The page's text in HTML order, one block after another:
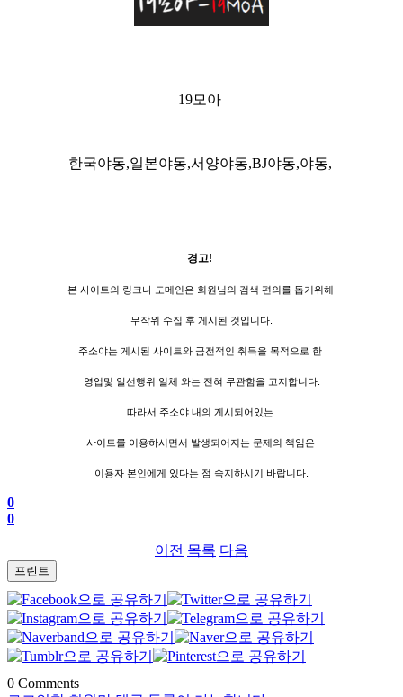
19모아
한국야동,일본야동,서양야동,BJ야동,야동,
경고!
본 사이트의 링크나 도메인은 회원님의 검색 편의를 돕기위해
무작위 수집 후 게시된 것입니다.
주소야는 게시된 사이트와 금전적인 취득을 목적으로 한
영업및 알선행위 일체 와는 전혀 무관함을 고지합니다.
따라서 주소야 내의 게시되어있는
사이트를 이용하시면서 발생되어지는 문제의 책임은
이용자 본인에게 있다는 점 숙지하시기 바랍니다.
0
0
이전 목록 다음
프린트
0 Comments